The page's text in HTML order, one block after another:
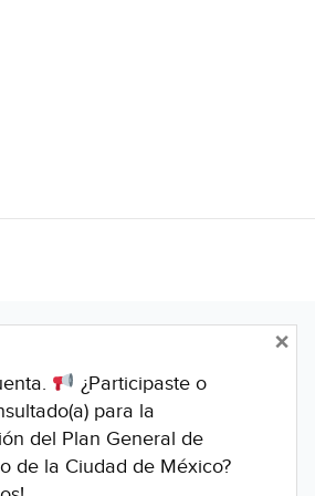
¿Participaste o
para la
del Plan General de
de la Ciudad de México?
×